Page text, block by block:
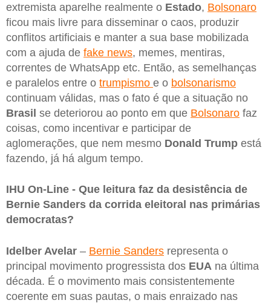
extremista aparelhe realmente o Estado, Bolsonaro
ficou mais livre para disseminar o caos, produzir
conflitos artificiais e manter a sua base mobilizada
com a ajuda de fake news, memes, mentiras,
correntes de WhatsApp etc. Então, as semelhanças
e paralelos entre o trumpismo e o bolsonarismo
continuam válidas, mas o fato é que a situação no
Brasil se deteriorou ao ponto em que Bolsonaro faz
coisas, como incentivar e participar de
aglomerações, que nem mesmo Donald Trump está
fazendo, já há algum tempo.
IHU On-Line - Que leitura faz da desistência de
Bernie Sanders da corrida eleitoral nas primárias
democratas?
Idelber Avelar – Bernie Sanders representa o
principal movimento progressista dos EUA na última
década. É o movimento mais consistentemente
coerente em suas pautas, o mais enraizado nas